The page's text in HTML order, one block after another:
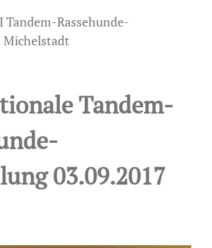
Tandem-Rassehunde-
Michelstadt
Tandem-
03.09.2017